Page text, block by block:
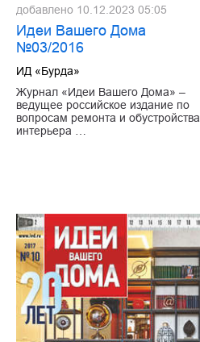
добавлено 10.12.2023 05:05
Идеи Вашего Дома
№03/2016
ИД «Бурда»
Журнал «Идеи Вашего Дома» –
ведущее российское издание по
вопросам ремонта и обустройства
интерьера …